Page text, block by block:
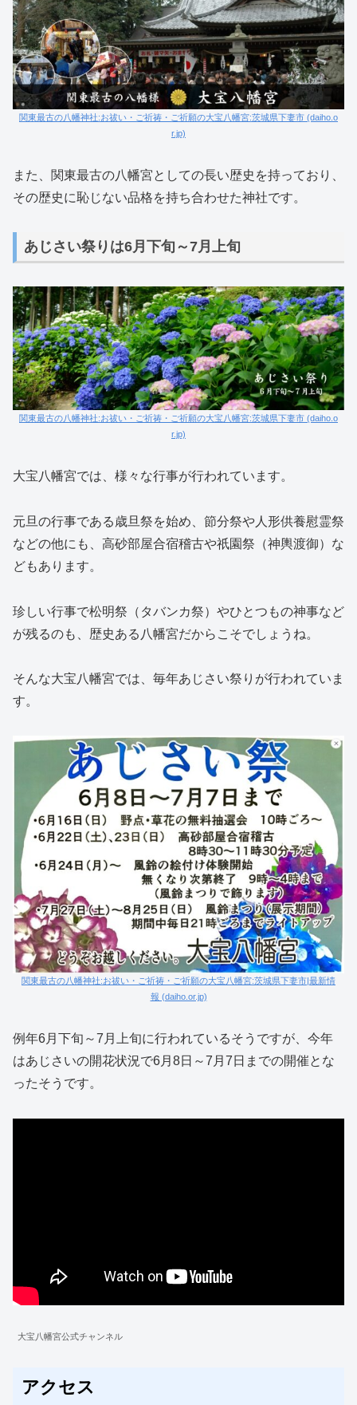
関東最古の八幡神社:お祓い・ご祈祷・ご祈願の大宝八幡宮:茨城県下妻市 (daiho.o
r.jp)
また、関東最古の八幡宮としての長い歴史を持っており、
その歴史に恥じない品格を持ち合わせた神社です。
あじさい祭りは6月下旬～7月上旬
関東最古の八幡神社:お祓い・ご祈祷・ご祈願の大宝八幡宮:茨城県下妻市 (daiho.o
r.jp)
大宝八幡宮では、様々な行事が行われています。
元旦の行事である歳旦祭を始め、節分祭や人形供養慰霊祭
などの他にも、高砂部屋合宿稽古や祇園祭（神輿渡御）な
どもあります。
珍しい行事で松明祭（タバンカ祭）やひとつもの神事など
が残るのも、歴史ある八幡宮だからこそでしょうね。
そんな大宝八幡宮では、毎年あじさい祭りが行われていま
す。
関東最古の八幡神社:お祓い・ご祈祷・ご祈願の大宝八幡宮:茨城県下妻市|最新情
報 (daiho.or.jp)
例年6月下旬～7月上旬に行われているそうですが、今年
はあじさいの開花状況で6月8日～7月7日までの開催とな
ったそうです。
大宝八幡宮公式チャンネル
アクセス